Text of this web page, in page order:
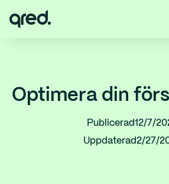
Optimera din
Publicerad12/7/
Uppdaterad2/27/